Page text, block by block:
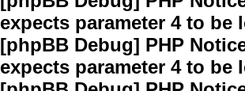
expects parameter 4 to
[phpBB Debug] PHP
expects parameter 4 to